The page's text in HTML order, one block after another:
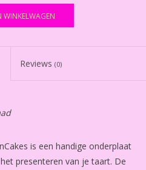
WINKELWAGEN
Reviews (0)
is een handige onderplaat
presenteren van je taart. De